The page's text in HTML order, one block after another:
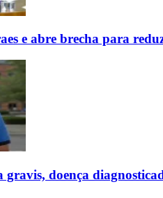
e abre brecha para
gravis, doença